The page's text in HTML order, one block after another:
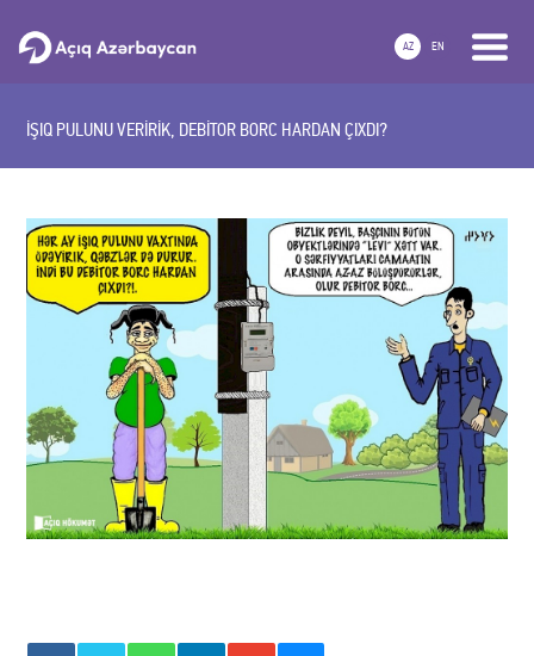
AZ EN
İŞIQ PULUNU VERİRİK, DEBİTOR BORC HARDAN ÇIXDI?